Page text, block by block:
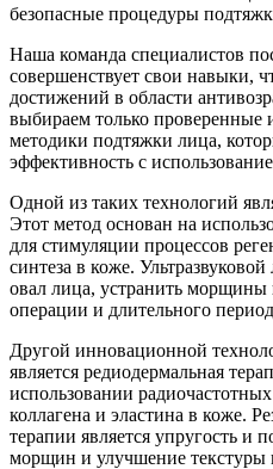
безопасные процедуры
Наша команда специалистов
совершенствует свои навыки,
достижений в области
выбираем только проверенные
методики подтяжки лица,
эффективность с
Одной из таких технологий
Этот метод основан на
для стимуляции процессов
синтеза в коже.
овал лица, устранить морщины
операции и длительного
Другой инновационной
является редиодермальная
использовании
коллагена и эластина в коже.
терапии является упругость и
морщин и улучшение текстуры